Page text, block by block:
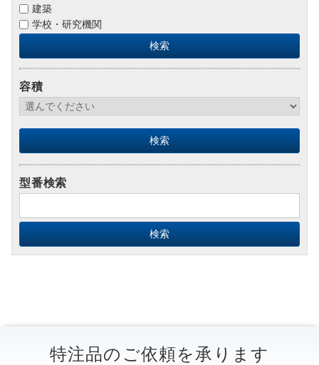
建築
学校・研究機関
容積
型番検索
特注品のご依頼を承ります